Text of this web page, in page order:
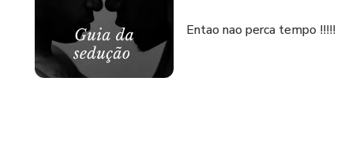
Entao nao perca tempo !!!!!